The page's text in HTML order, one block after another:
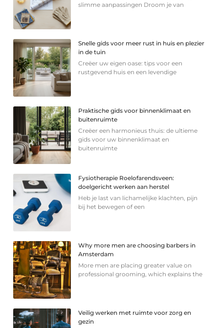
slimme aanpassingen Droom je van
Snelle gids voor meer rust in huis en plezier
in de tuin
Creëer uw eigen oase: tips voor een
rustgevend huis en een levendige
Praktische gids voor binnenklimaat en
buitenruimte
Creëer een harmonieus thuis: de ultieme
gids voor uw binnenklimaat en
buitenruimte
Fysiotherapie Roelofarendsveen:
doelgericht werken aan herstel
Heb je last van lichamelijke klachten, pijn
bij het bewegen of een
Why more men are choosing barbers in
Amsterdam
More men are placing greater value on
professional grooming, which explains the
Veilig werken met ruimte voor zorg en
gezin